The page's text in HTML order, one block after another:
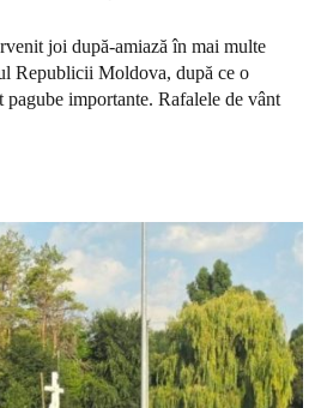
joi după-amiază în mai multe
Republicii Moldova, după ce o
importante. Rafalele de vânt